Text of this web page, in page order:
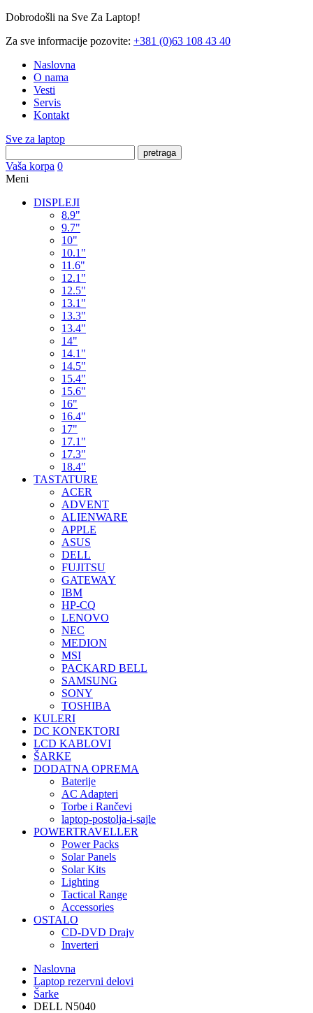
Dobrodošli na Sve Za Laptop!
Za sve informacije pozovite: +381 (0)63 108 43 40
Naslovna
O nama
Vesti
Servis
Kontakt
Sve za laptop
pretraga
Vaša korpa 0
Meni
DISPLEJI
8.9"
9.7"
10"
10.1"
11.6"
12.1"
12.5"
13.1"
13.3"
13.4"
14"
14.1"
14.5"
15.4"
15.6"
16"
16.4"
17"
17.1"
17.3"
18.4"
TASTATURE
ACER
ADVENT
ALIENWARE
APPLE
ASUS
DELL
FUJITSU
GATEWAY
IBM
HP-CQ
LENOVO
NEC
MEDION
MSI
PACKARD BELL
SAMSUNG
SONY
TOSHIBA
KULERI
DC KONEKTORI
LCD KABLOVI
ŠARKE
DODATNA OPREMA
Baterije
AC Adapteri
Torbe i Rančevi
laptop-postolja-i-sajle
POWERTRAVELLER
Power Packs
Solar Panels
Solar Kits
Lighting
Tactical Range
Accessories
OSTALO
CD-DVD Drajv
Inverteri
Naslovna
Laptop rezervni delovi
Šarke
DELL N5040